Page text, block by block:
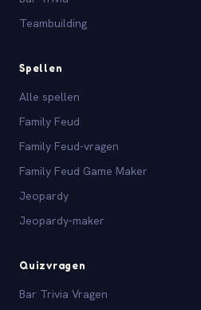
Teambuilding
Spellen
Alle spellen
Family Feud
Family Feud-vragen
Family Feud Game Maker
Jeopardy
Jeopardy-maker
Quizvragen
Bar Trivia Vragen